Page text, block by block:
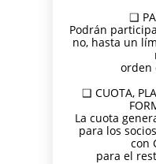
❑
Podrán
no, hasta un
orden
❑ CUOTA,
La cuota
para los
con
para el